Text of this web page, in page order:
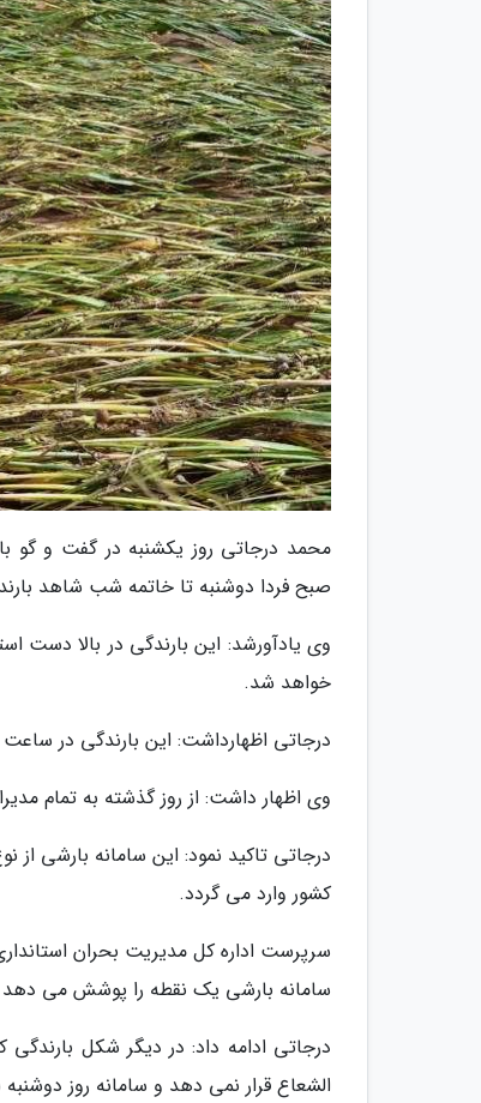
محمد درجاتی روز یکشنبه در گفت و گو با
صبح فردا دوشنبه تا خاتمه شب شاهد
وی یادآورشد: این بارندگی در بالا
خواهد شد.
درجاتی اظهارداشت: این بارندگی در ساعت 2 و 3 بعد از ظهر با شدت بیشتری جریان خواهد داشت.
وی اظهار داشت: از روز گذشته به تمام
درجاتی تاکید نمود: این سامانه بارشی
کشور وارد می گردد.
سرپرست اداره کل مدیریت بحران
سامانه بارشی یک نقطه را پوشش می دهد
درجاتی ادامه داد: در دیگر شکل
الشعاع قرار نمی دهد و سامانه روز